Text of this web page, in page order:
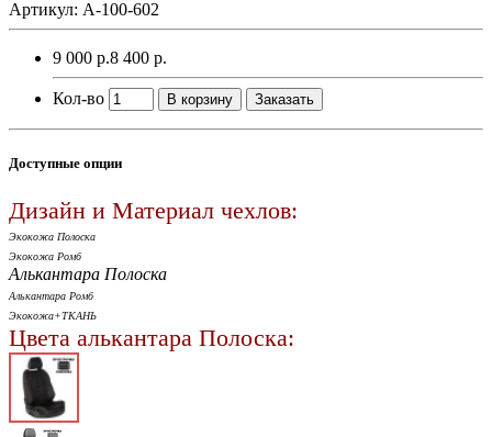
Артикул: A-100-602
9 000 р.8 400 р.
Кол-во В корзину Заказать
Доступные опции
Дизайн и Материал чехлов:
Экокожа Полоска
Экокожа Ромб
Алькантара Полоска
Алькантара Ромб
Экокожа+ТКАНЬ
Цвета алькантара Полоска: